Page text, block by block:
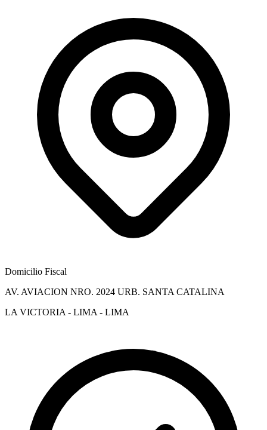
Domicilio Fiscal
AV. AVIACION NRO. 2024 URB. SANTA CATALINA
LA VICTORIA - LIMA - LIMA